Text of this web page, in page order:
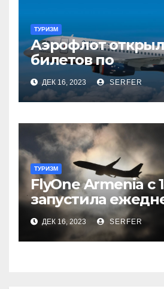
ТУРИЗМ
Аэрофлот
билетов по
тарифам
ДЕК 16, 2023 SERFER
ТУРИЗМ
FlyOne Armenia с
запустила
рейсы в
ДЕК 16, 2023 SERFER